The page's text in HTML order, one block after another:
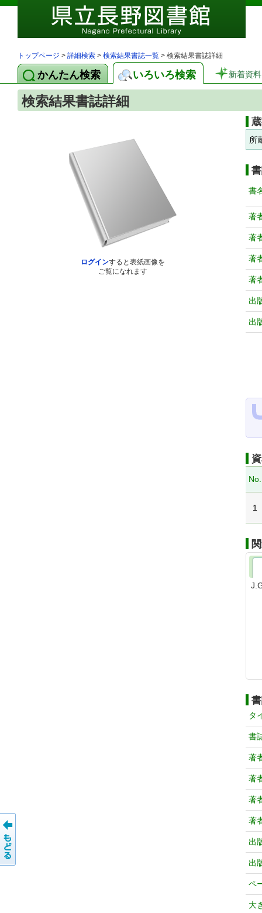
トップページ > 詳細検索 > 検索結果書誌一覧 > 検索結果書誌詳細
かんたん検索 いろいろ検索 新着資料
検索結果書誌詳細
ログインすると表紙画像を
ご覧になれます
所
書
著
著
著
著
出
出
No.
1
タ
書
著
著
著
著
出
出
ペ
大